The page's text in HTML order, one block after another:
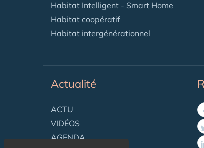
Habitat Intelligent - Smart Home
Habitat coopératif
Habitat intergénérationnel
Actualité
ACTU
VIDÉOS
AGENDA